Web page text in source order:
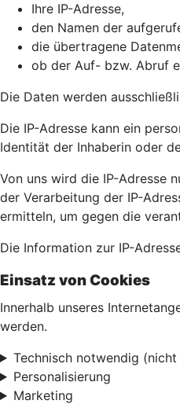
Ihre IP-Adresse,
den Namen der
die übertragene
ob der Auf- bzw. Abruf
Die Daten werden
Die IP-Adresse kann ein
Identität der Inhaberin oder
Von uns wird die IP-Adresse
der Verarbeitung der IP-
ermitteln, um gegen die
Die Information zur IP-
Einsatz von Cookies
Innerhalb unseres
werden.
Technisch notwendig
Personalisierung
Marketing